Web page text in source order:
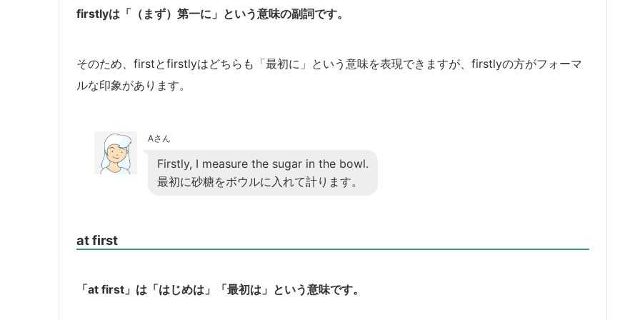
firstlyは「（まず）第一に」という意味の副詞です。
そのため、firstとfirstlyはどちらも「最初に」という意味を表現できますが、firstlyの方がフォーマ
ルな印象があります。
Aさん
Firstly, I measure the sugar in the bowl.
最初に砂糖をボウルに入れて計ります。
at first
「at first」は「はじめは」「最初は」という意味です。